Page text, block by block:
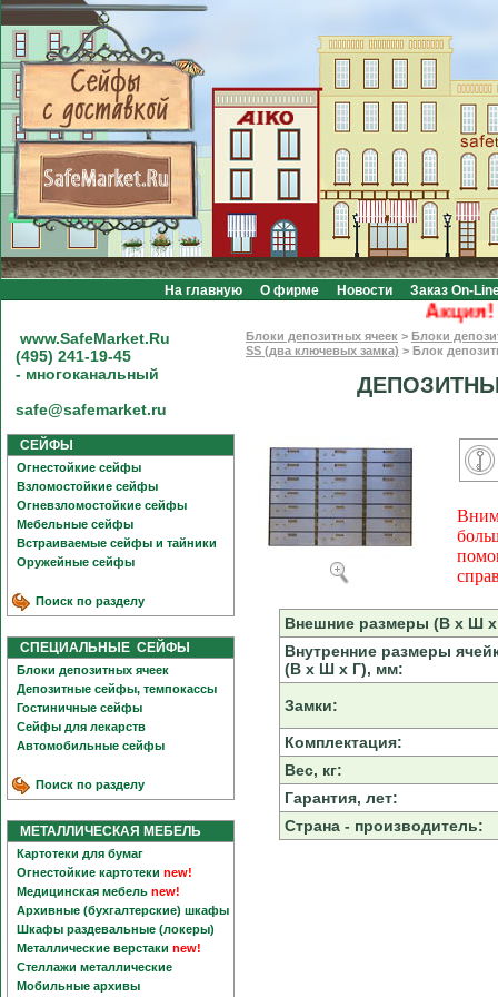
На главную О фирме Новости Заказ On-
Акция!
www.SafeMarket.Ru
(495) 241-19-45
- многоканальный
safe@safemarket.ru
СЕЙФЫ
Огнестойкие сейфы
Взломостойкие сейфы
Огневзломостойкие сейфы
Мебельные сейфы
Встраиваемые сейфы и тайники
Оружейные сейфы
Поиск по разделу
СПЕЦИАЛЬНЫЕ СЕЙФЫ
Блоки депозитных ячеек
Депозитные сейфы, темпокассы
Гостиничные сейфы
Сейфы для лекарств
Автомобильные сейфы
Поиск по разделу
МЕТАЛЛИЧЕСКАЯ МЕБЕЛЬ
Картотеки для бумаг
Огнестойкие картотеки new!
Медицинская мебель new!
Архивные (бухгалтерские) шкафы
Шкафы раздевальные (локеры)
Металлические верстаки new!
Стеллажи металлические
Мобильные архивы
Блоки депозитных ячеек > Блоки
SS (два ключевых замка) > Блок
Внешние размеры (В х Ш
Внутренние размеры
(В х Ш х Г), мм:
Замки:
Комплектация:
Вес, кг:
Гарантия, лет:
Страна - производитель: